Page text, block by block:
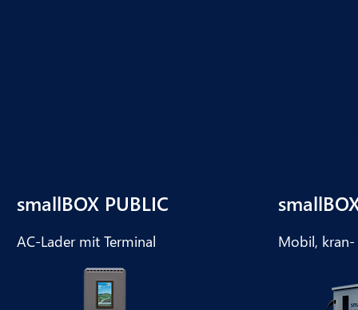
smallBOX PUBLIC
AC-Lader mit Terminal Mobil,